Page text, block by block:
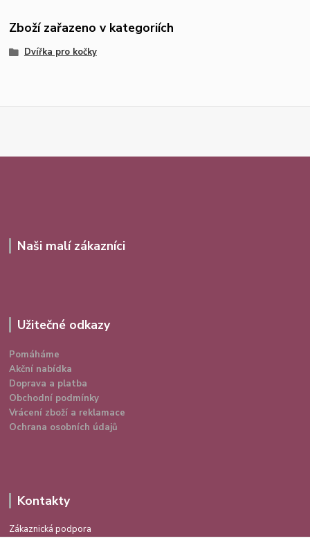
Zboží zařazeno v kategoriích
Dvířka pro kočky
Naši malí zákazníci
Užitečné odkazy
Pomáháme
Akční nabídka
Doprava a platba
Obchodní podmínky
Vrácení zboží a reklamace
Ochrana osobních údajů
Kontakty
Zákaznická podpora